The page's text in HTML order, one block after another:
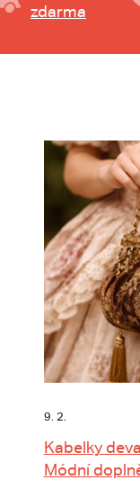
zdarma
9. 2.
Kabelky
Módní